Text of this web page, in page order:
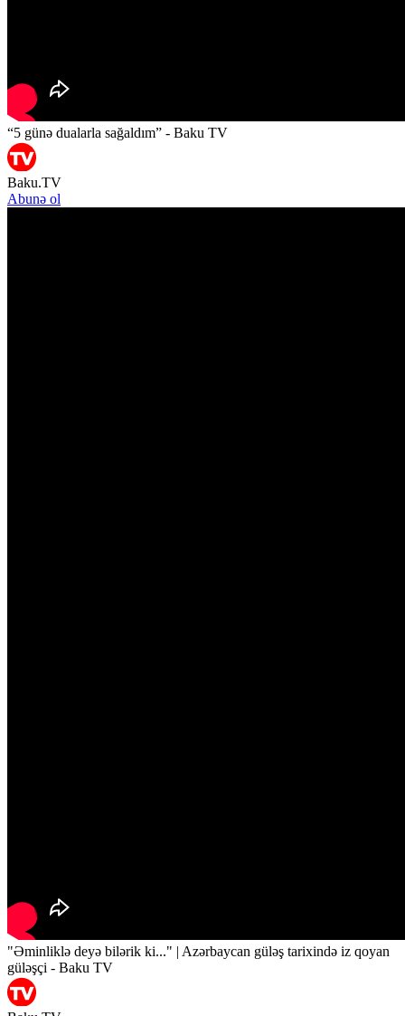
“5 günə dualarla sağaldım” - Baku TV
Baku.TV
Abunə ol
"Əminliklə deyə bilərik ki..." | Azərbaycan güləş tarixində iz qoyan
güləşçi - Baku TV